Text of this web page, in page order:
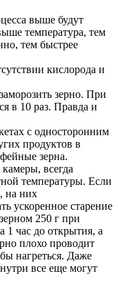
выше будут
температура, тем
тем быстрее
кислорода и
зерно. При
в 10 раз. Правда и
с односторонним
продуктов в
зерна.
всегда
температуры. Если
на них
ускоренное старение
250 г при
1 час до открытия, а
плохо проводит
нагреться. Даже
все еще могут